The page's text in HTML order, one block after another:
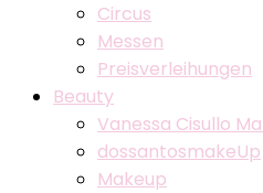
Circus
Messen
Preisverleihungen
Beauty
Vanessa Cisullo
dossantosmakeUp
Makeup